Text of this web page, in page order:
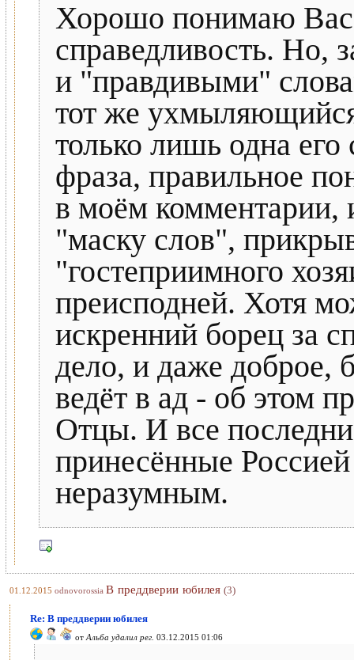
Хорошо понимаю Вас
справедливость. Но,
и "правдивыми"
тот же
только лишь одна
фраза, правильное
в моём комментарии,
"маску слов",
"гостеприимного
преисподней. Хотя
искренний борец за
дело, и даже доброе,
ведёт в ад - об этом
Отцы. И все
принесённые
неразумным.
01.12.2015 odnovorossia В преддверии юбилея (3)
Re: В преддверии юбилея
от Альба удалил рег. 03.12.2015 01:06